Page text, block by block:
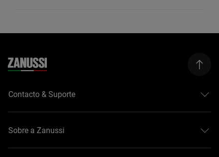
Contacto & Suporte
Sobre a Zanussi